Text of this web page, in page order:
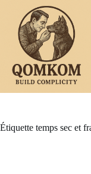
contenu
Étiquette temps sec et